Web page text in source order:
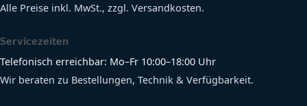
Alle Preise inkl. MwSt., zzgl. Versandkosten.
Servicezeiten
Telefonisch erreichbar: Mo–Fr 10:00–18:00 Uhr
Wir beraten zu Bestellungen, Technik & Verfügbarkeit.